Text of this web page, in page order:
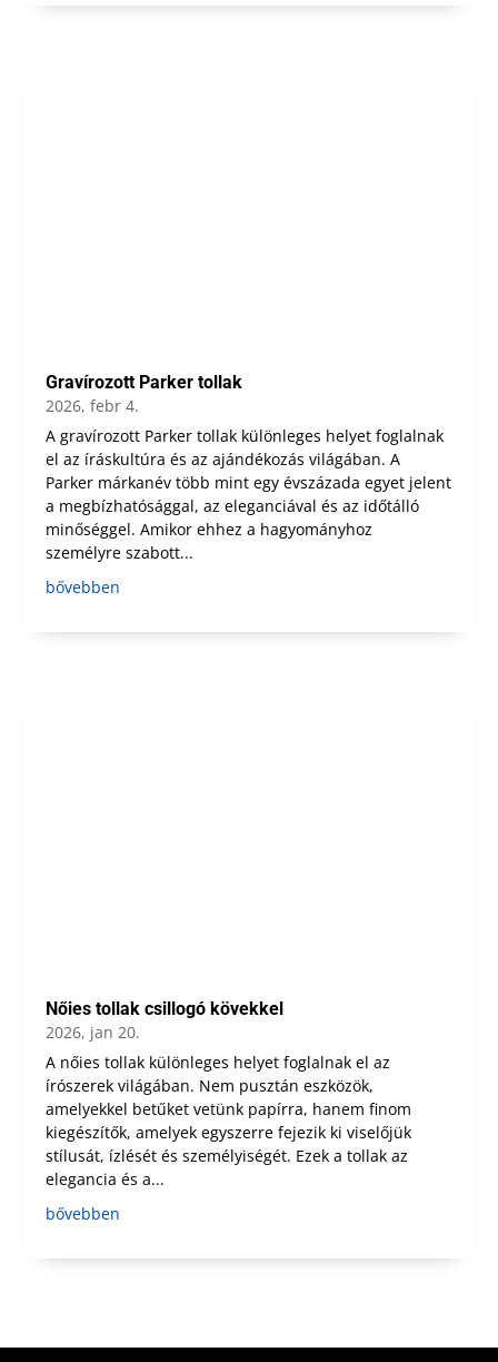
Gravírozott Parker tollak
2026, febr 4.
A gravírozott Parker tollak különleges helyet foglalnak
el az íráskultúra és az ajándékozás világában. A
Parker márkanév több mint egy évszázada egyet jelent
a megbízhatósággal, az eleganciával és az időtálló
minőséggel. Amikor ehhez a hagyományhoz
személyre szabott...
bővebben
Nőies tollak csillogó kövekkel
2026, jan 20.
A nőies tollak különleges helyet foglalnak el az
írószerek világában. Nem pusztán eszközök,
amelyekkel betűket vetünk papírra, hanem finom
kiegészítők, amelyek egyszerre fejezik ki viselőjük
stílusát, ízlését és személyiségét. Ezek a tollak az
elegancia és a...
bővebben